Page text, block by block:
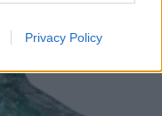
Privacy Policy